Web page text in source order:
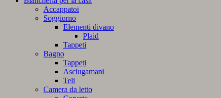
Accappatoi
Soggiorno
Elementi divano
Plaid
Tappeti
Bagno
Tappeti
Asciugamani
Teli
Camera da letto